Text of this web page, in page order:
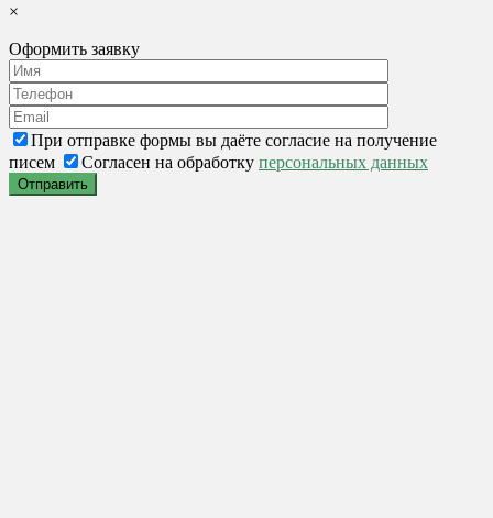
×
Оформить заявку
При отправке формы вы даёте согласие на получение
писем
Согласен на обработку персональных данных